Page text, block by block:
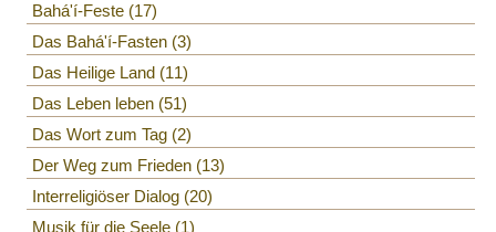
Bahá'í-Feste 17
Das Bahá'í-Fasten 3
Das Heilige Land 11
Das Leben leben 51
Das Wort zum Tag 2
Der Weg zum Frieden 13
Interreligiöser Dialog 20
Musik für die Seele 1